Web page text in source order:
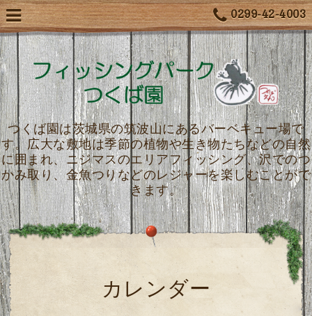
0299-42-4003
つくば園は茨城県の筑波山にあるバーベキュー場で
す。広大な敷地は季節の植物や生き物たちなどの自然
に囲まれ、ニジマスのエリアフィッシング、沢でのつ
かみ取り、金魚つりなどのレジャーを楽しむことがで
きます。
カレンダー